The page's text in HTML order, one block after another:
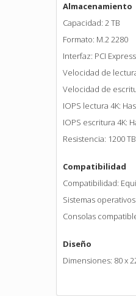
Almacenamiento
Capacidad: 2 TB
Formato: M.2 2280
Interfaz: PCI
Velocidad de
Velocidad de
IOPS lectura 4K:
IOPS escritura 4K:
Resistencia: 1200
Compatibilidad
Compatibilidad:
Sistemas
Consolas
Diseño
Dimensiones: 80 x